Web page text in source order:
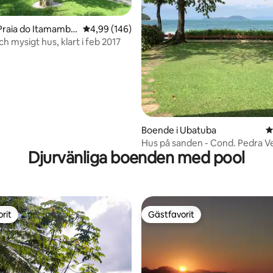
betyg, 15 omdömen
do Itamambu 4,99 av 5 i genomsnittligt betyg, 146
4,99 (146)
mysigt hus, klart i feb 2017
Boende i Ubatuba
Hus på sanden - Cond. Pedra
Djurvänliga boenden med pool
Gästfavorit
Gästfavorit